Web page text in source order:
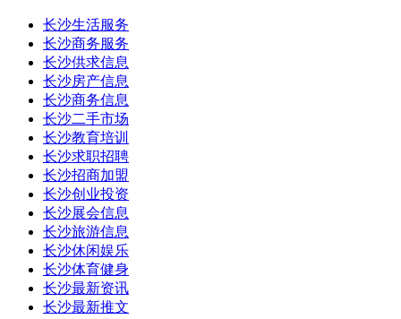
长沙生活服务
长沙商务服务
长沙供求信息
长沙房产信息
长沙商务信息
长沙二手市场
长沙教育培训
长沙求职招聘
长沙招商加盟
长沙创业投资
长沙展会信息
长沙旅游信息
长沙休闲娱乐
长沙体育健身
长沙最新资讯
长沙最新推文